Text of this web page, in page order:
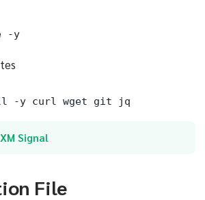
-y
-y curl wget git jq
XM Signal
File